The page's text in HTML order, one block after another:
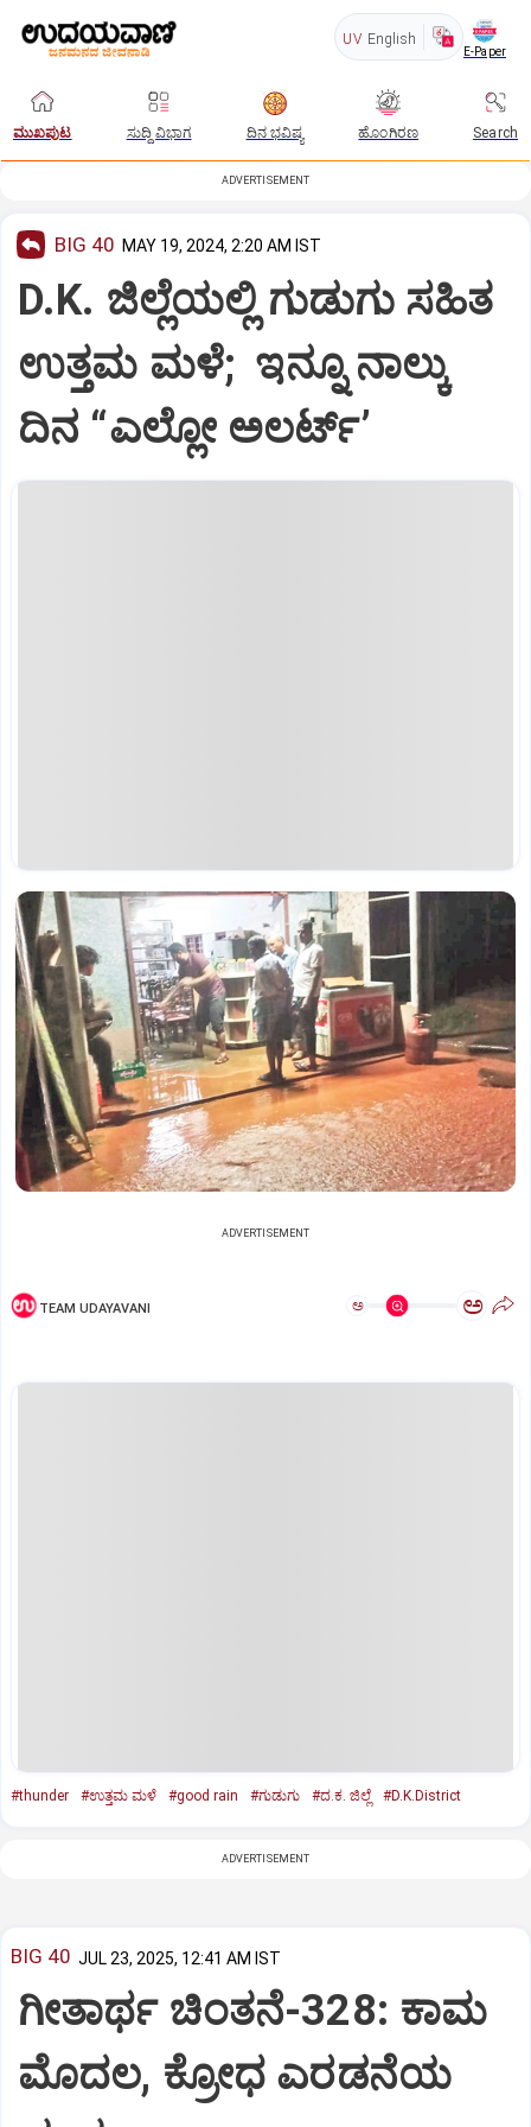
UV English
E-Paper
ಮುಖಪುಟ ಸುದ್ದಿ ವಿಭಾಗ ದಿನ ಭವಿಷ್ಯ ಹೊಂಗಿರಣ Search
ADVERTISEMENT
BIG 40 MAY 19, 2024, 2:20 AM IST
D.K. ಜಿಲ್ಲೆಯಲ್ಲಿ ಗುಡುಗು ಸಹಿತ
ಉತ್ತಮ ಮಳೆ; ಇನ್ನೂ ನಾಲ್ಕು
ದಿನ “ಎಲ್ಲೋ ಅಲರ್ಟ್‌’
ADVERTISEMENT
TEAM UDAYAVANI ಅ ಅ
#thunder #ಉತ್ತಮ ಮಳೆ #good rain #ಗುಡುಗು #ದ.ಕ. ಜಿಲ್ಲೆ #D.K.District
ADVERTISEMENT
BIG 40 JUL 23, 2025, 12:41 AM IST
ಗೀತಾರ್ಥ ಚಿಂತನೆ-328: ಕಾಮ
ಮೊದಲ, ಕ್ರೋಧ ಎರಡನೆಯ